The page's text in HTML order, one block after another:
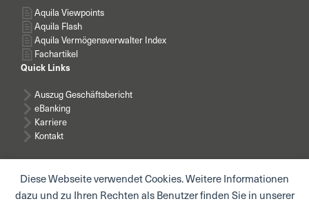
Diese Webseite verwendet Cookies. Weitere Informationen
dazu und zu Ihren Rechten als Benutzer finden Sie in unserer
Aquila Viewpoints
Aquila Flash
Aquila Vermögensverwalter Index
Fachartikel
Quick Links
Auszug Geschäftsbericht
eBanking
Karriere
Kontakt